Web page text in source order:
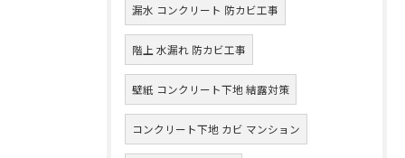
漏水 コンクリート 防カビ工事
階上 水漏れ 防カビ工事
壁紙 コンクリート下地 結露対策
コンクリート下地 カビ マンション